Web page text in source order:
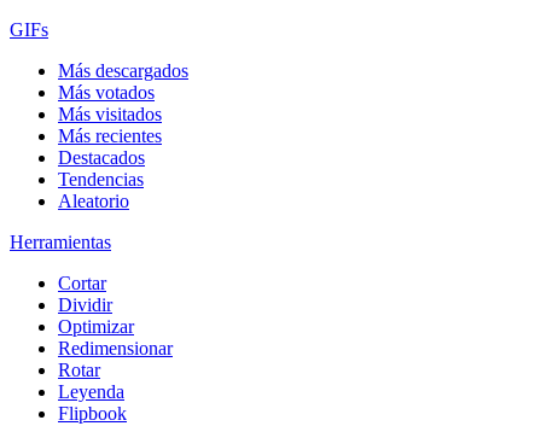
GIFs
Más descargados
Más votados
Más visitados
Más recientes
Destacados
Tendencias
Aleatorio
Herramientas
Cortar
Dividir
Optimizar
Redimensionar
Rotar
Leyenda
Flipbook